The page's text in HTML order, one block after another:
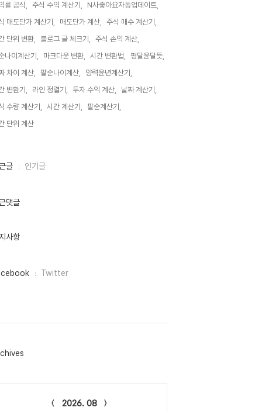
률 공식,
주식 수익 계산기,
N사좋아요자동업데이트,
매도단가 계산기,
매도단가 계산,
주식 매수 계산기,
단위 변환,
블로그 글 체크기,
주식 손익 계산,
나이계산기,
마크다운 변환, 시간 변환법,
평달윤달뜻,
차이 계산,
팔순나이계산,
양력윤년계산기,
변환기,
라인 정렬기, 투자 수익 계산,
날짜 계산기,
수량 계산기,
시간 계산기,
팔순계산기,
단위 계산,
글 인기글
댓글
사항
Twitter
2026. 08